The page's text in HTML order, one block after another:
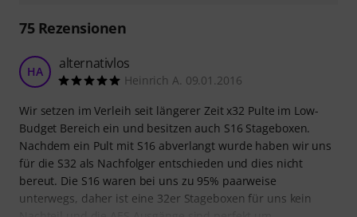
75Rezensionen
HA alternativlos
Heinrich A. 09.01.2016
Wir setzen im Verleih seit längerer Zeit x32 Pulte im Low-
Budget Bereich ein und besitzen auch S16 Stageboxen.
Nachdem ein Pult mit S16 abverlangt wurde haben wir uns
für die S32 als Nachfolger entschieden und dies nicht
bereut. Die S16 waren bei uns zu 95% paarweise
unterwegs, daher ist eine 32er Stageboxen für uns kein